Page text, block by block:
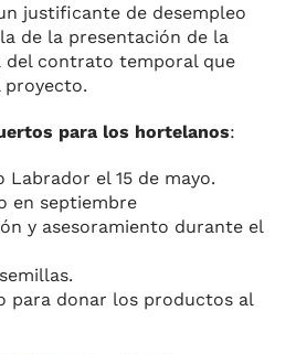
justificante de desempleo
de la presentación de la
del contrato temporal que
proyecto.
para los hortelanos:
Labrador el 15 de mayo.
en septiembre
y asesoramiento durante el
para donar los productos al